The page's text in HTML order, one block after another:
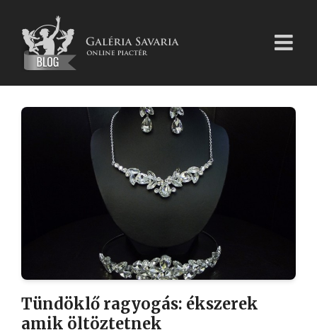
Tündöklő ragyogás: ékszerek
amik öltöztetnek